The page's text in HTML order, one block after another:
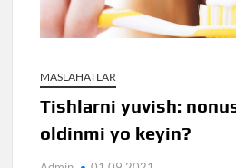
MASLAHATLAR
Tishlarni yuvish:
oldinmi yo keyin?